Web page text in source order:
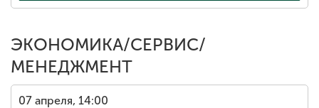
ЭКОНОМИКА/СЕРВИС/
МЕНЕДЖМЕНТ
07 апреля, 14:00